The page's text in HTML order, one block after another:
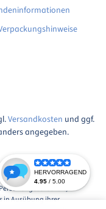
Versandkosten und ggf.
angegeben.
an Unternehmer
eine natürliche oder
in Ausübung ihrer